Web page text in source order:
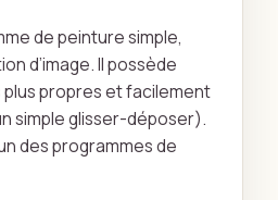
de peinture simple,
d’image. Il possède
plus propres et facilement
simple glisser-déposer).
des programmes de